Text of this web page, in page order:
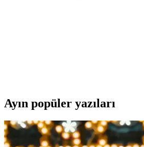
Huawei AX2, Wi-Fi 6 teknolojisiyle
alanı sunan, güvenlik ve kullanım
Ayın popüler yazıları